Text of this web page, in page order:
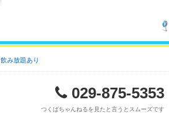
内
索
飲み放題あり
029-875-5353
つくばちゃんねるを見たと言うとスムーズです